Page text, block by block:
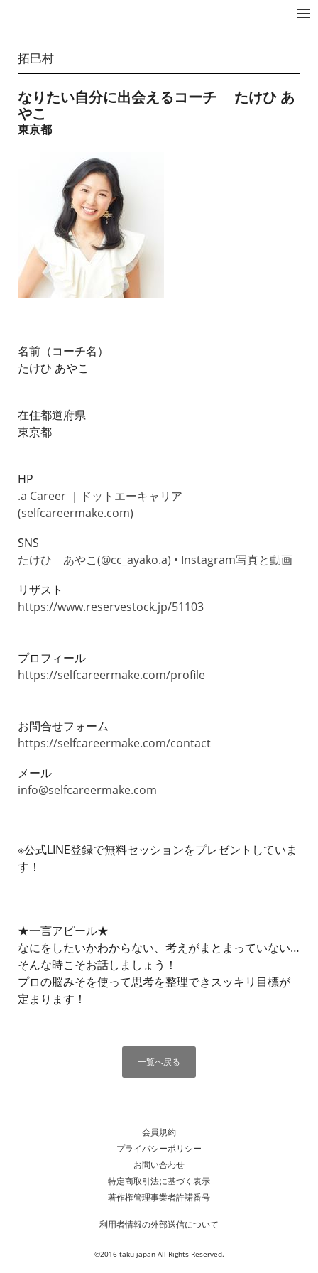
拓巳村
なりたい自分に出会えるコーチ たけひ あ
やこ
東京都
名前（コーチ名）
たけひ あやこ
在住都道府県
東京都
HP
.a Career ｜ドットエーキャリア
(selfcareermake.com)
SNS
たけひ あやこ(@cc_ayako.a) • Instagram写真と動画
リザスト
https://www.reservestock.jp/51103
プロフィール
https://selfcareermake.com/profile
お問合せフォーム
https://selfcareermake.com/contact
メール
info@selfcareermake.com
※公式LINE登録で無料セッションをプレゼントしていま
す！
★一言アピール★
なにをしたいかわからない、考えがまとまっていない…
そんな時こそお話しましょう！
プロの脳みそを使って思考を整理できスッキリ目標が
定まります！
一覧へ戻る
会員規約
プライバシーポリシー
お問い合わせ
特定商取引法に基づく表示
著作権管理事業者許諾番号
利用者情報の外部送信について
©2016 taku japan All Rights Reserved.